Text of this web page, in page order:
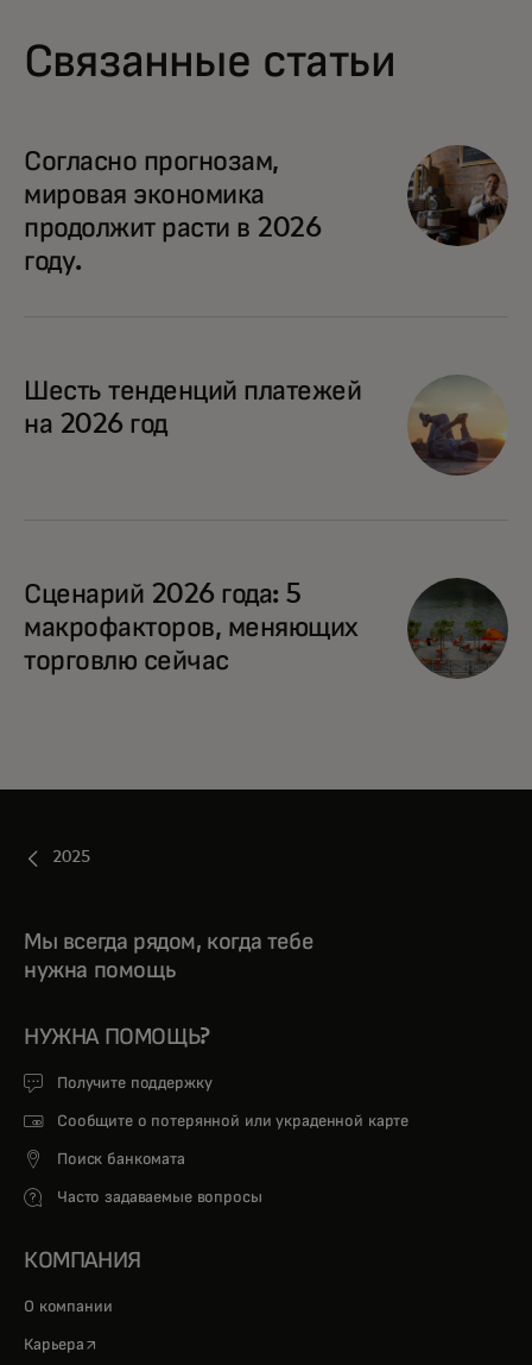
Связанные статьи
Согласно прогнозам,
мировая экономика
продолжит расти в 2026
году.
Шесть тенденций платежей
на 2026 год
Сценарий 2026 года: 5
макрофакторов, меняющих
торговлю сейчас
opens in a new tab
2025
Мы всегда рядом, когда тебе
нужна помощь
НУЖНА ПОМОЩЬ?
Получите поддержку
Сообщите о потерянной или украденной карте
Поиск банкомата
Часто задаваемые вопросы
КОМПАНИЯ
О компании
Карьера opens in a new tab